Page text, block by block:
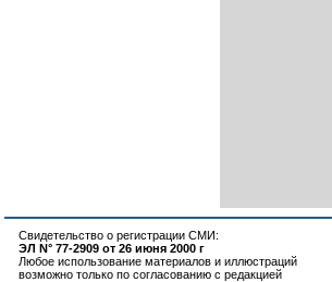
Свидетельство о регистрации СМИ:
ЭЛ N° 77-2909 от 26 июня 2000 г
Любое использование материалов и иллюстраций
возможно только по согласованию с редакцией